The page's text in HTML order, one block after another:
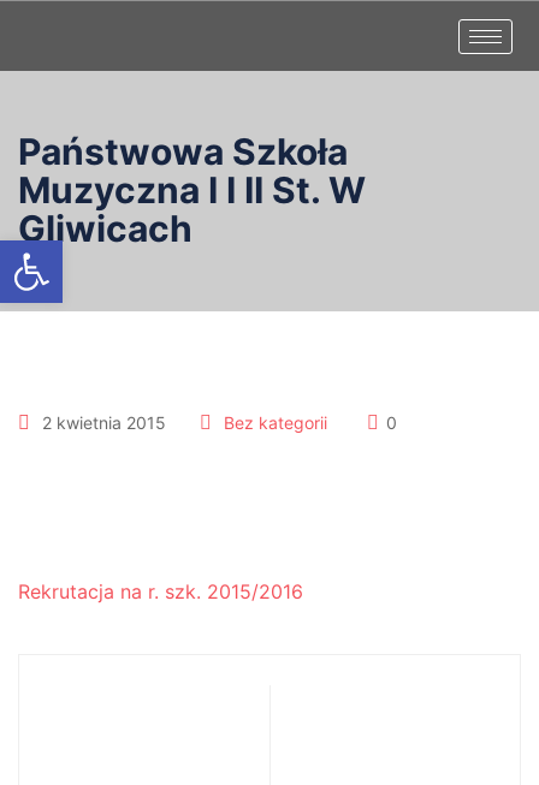
Otwórz pasek narzędzi
Państwowa Szkoła
Muzyczna I I II St. W
Gliwicach
2 kwietnia 2015 Bez kategorii 0
Rekrutacja na r. szk. 2015/2016